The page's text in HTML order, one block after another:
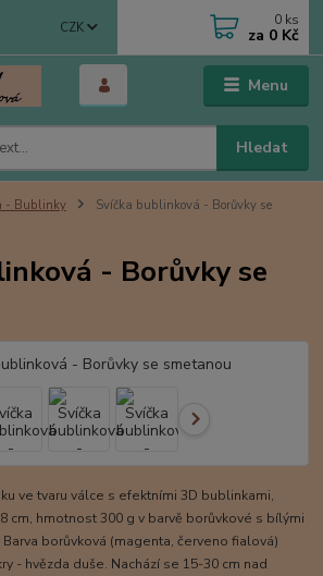
Menu
CZK
Hledat
0 ks
za 0 Kč
- Bublinky
Svíčka bublinková - Borůvky se
- Borůvky se
ve tvaru válce s efektními 3D bublinkami,
cm, hmotnost 300 g v barvě borůvkové s bílými
borůvková (magenta, červeno fialová)
- hvězda duše. Nachází se 15-30 cm nad